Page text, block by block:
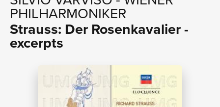
PHILHARMONIKER
Strauss: Der Rosenkavalier -
excerpts
TOUR